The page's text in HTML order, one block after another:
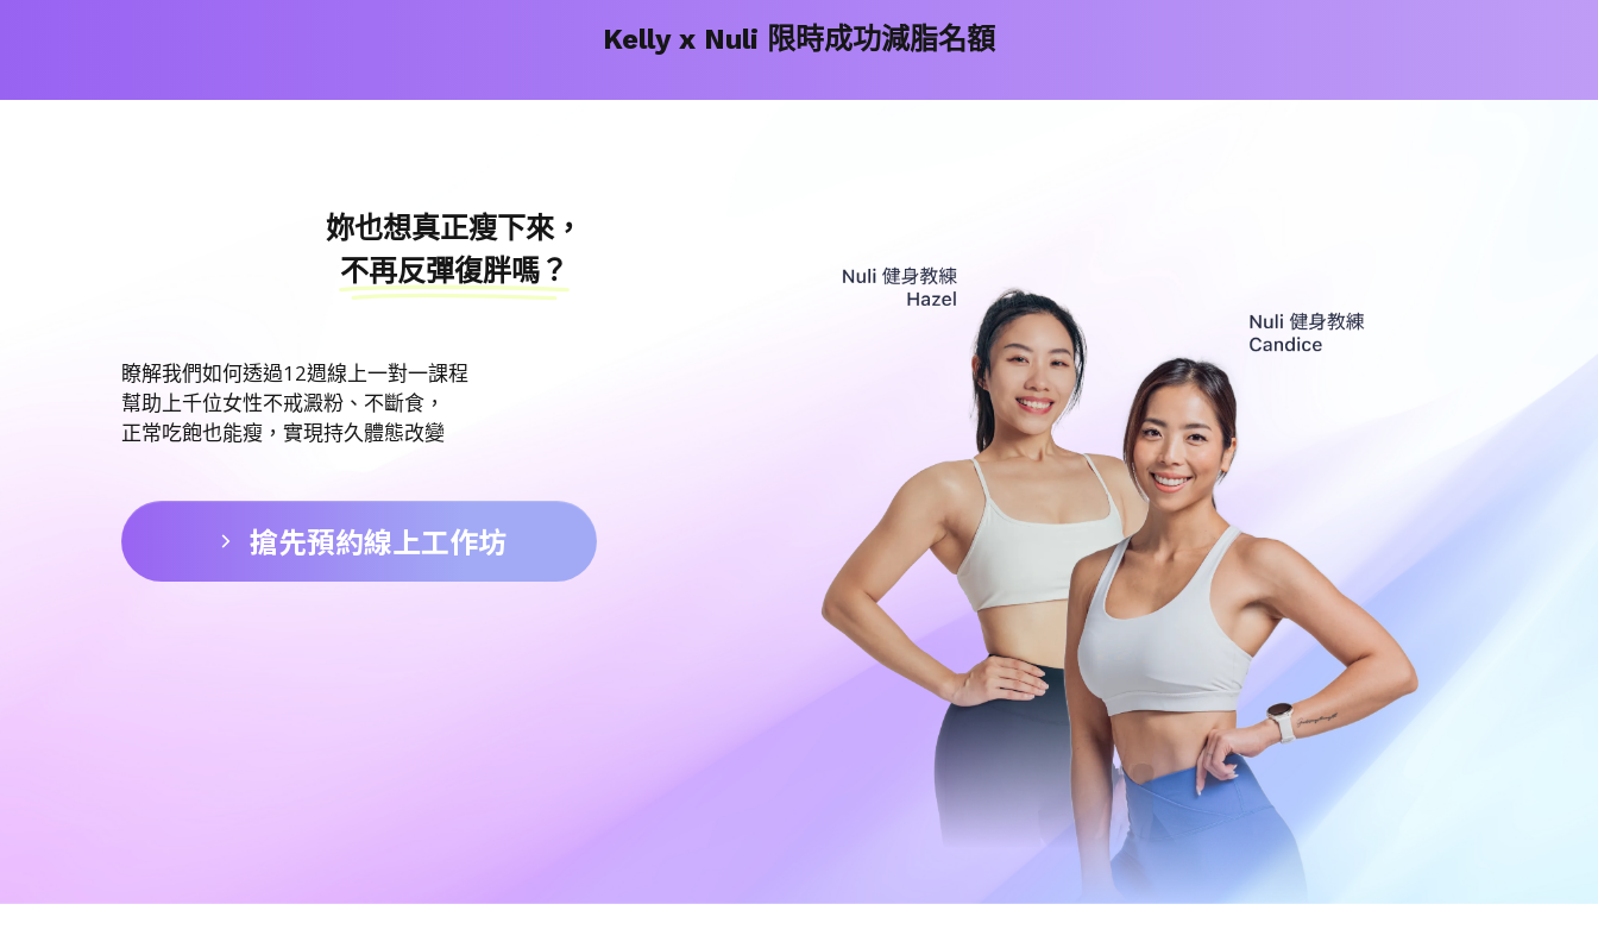
Kelly x Nuli 限時成功減脂名額
妳也想真正瘦下來，
不再反彈復胖嗎？
瞭解我們如何透過12週線上一對一課程
幫助上千位女性不戒澱粉、不斷食，
正常吃飽也能瘦，實現持久體態改變
搶先預約線上工作坊